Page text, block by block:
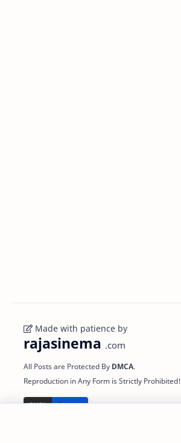
Made with patience by
rajasinema .com
All Posts are Protected By DMCA.
Reproduction in Any Form is Strictly Prohibited!